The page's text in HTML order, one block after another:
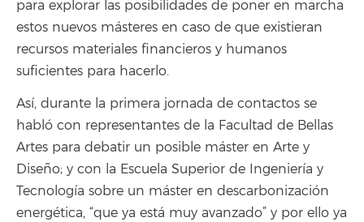
para explorar las posibilidades de poner en marcha
estos nuevos másteres en caso de que existieran
recursos materiales financieros y humanos
suficientes para hacerlo.
Así, durante la primera jornada de contactos se
habló con representantes de la Facultad de Bellas
Artes para debatir un posible máster en Arte y
Diseño; y con la Escuela Superior de Ingeniería y
Tecnología sobre un máster en descarbonización
energética, “que ya está muy avanzado” y por ello ya